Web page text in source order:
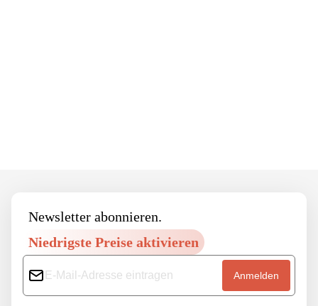
Newsletter abonnieren.
Niedrigste Preise aktivieren
Anmelden